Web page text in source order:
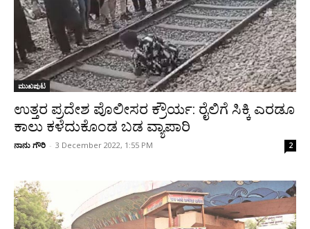
ಮುಖಪುಟ
ಉತ್ತರ ಪ್ರದೇಶ ಪೊಲೀಸರ ಕ್ರೌರ್ಯ: ರೈಲಿಗೆ ಸಿಕ್ಕಿ ಎರಡೂ
ಕಾಲು ಕಳೆದುಕೊಂಡ ಬಡ ವ್ಯಾಪಾರಿ
ನಾನು ಗೌರಿ - 3 December 2022, 1:55 PM 2